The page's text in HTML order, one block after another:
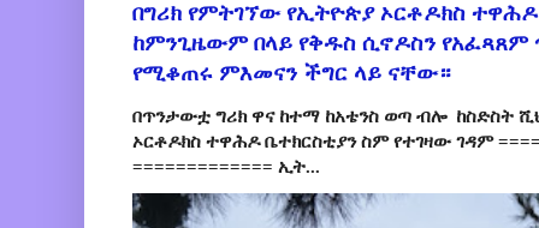
በግሪክ የምትገኘው የኢትዮጵያ ኦርቶዶክስ
ከምንጊዜውም በላይ የቅዱስ ሲኖዶስን የአፈጻጸም
የሚቆጠሩ ምእመናን ችግር ላይ ናቸው።
በጥንታውቷ ግሪክ ዋና ከተማ ከአቴንስ ወጣ ብሎ ከስድስት
ኦርቶዶክስ ተዋሕዶ ቤተክርስቲያን ስም የተገዛው ገዳም
============= ኢት...